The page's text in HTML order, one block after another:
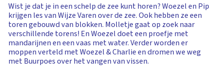
Wist je dat je in een schelp de zee kunt horen? Woezel en Pip
krijgen les van Wijze Varen over de zee. Ook hebben ze een
toren gebouwd van blokken. Molletje gaat op zoek naar
verschillende torens! En Woezel doet een proefje met
mandarijnen en een vaas met water. Verder worden er
moppen verteld met Woezel & Charlie en dromen we weg
met Buurpoes over het vangen van vissen.